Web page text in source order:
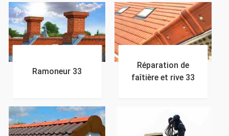
Ramoneur 33
Réparation de
faîtière et rive 33